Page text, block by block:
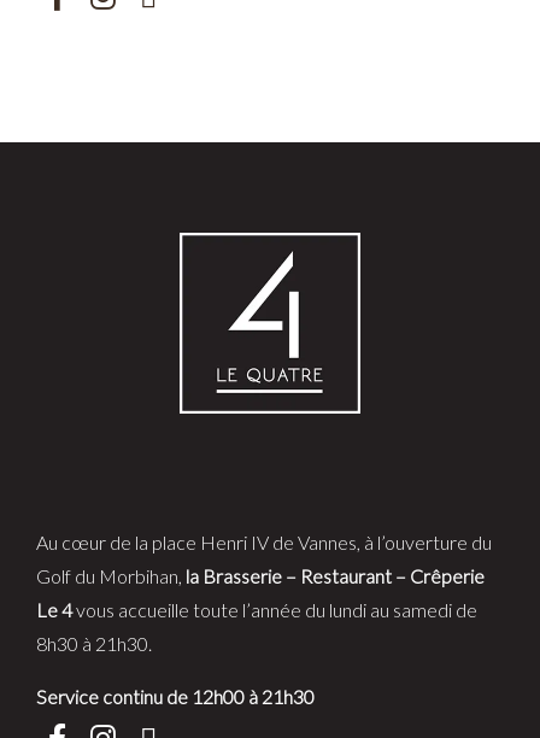
Au cœur de la place Henri IV de Vannes, à l’ouverture du
Golf du Morbihan, la Brasserie – Restaurant – Crêperie
Le 4vous accueille toute l’année du lundi au samedi de
8h30 à 21h30.
Service continu de 12h00 à 21h30